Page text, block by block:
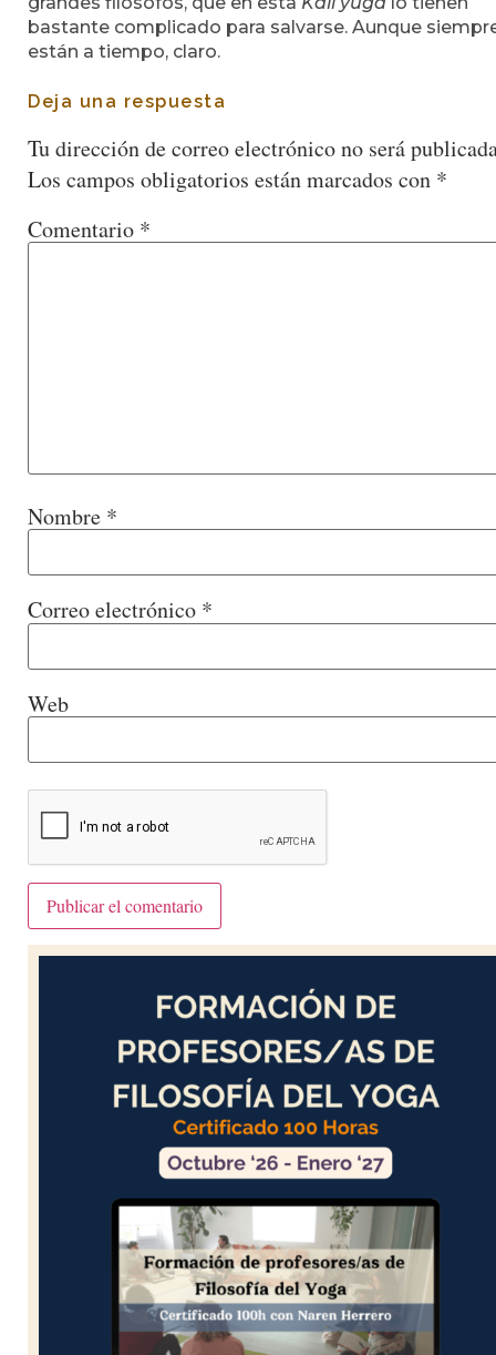
bastante complicado para salvarse. Aunque
están a tiempo, claro.
Deja una respuesta
Tu dirección de correo electrónico no será
Los campos obligatorios están marcados con *
Comentario *
Nombre *
Correo electrónico *
Web